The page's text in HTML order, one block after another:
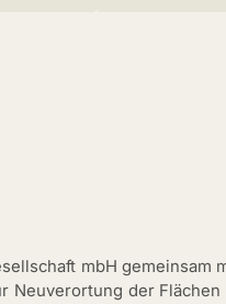
mbH
Neuverortung der